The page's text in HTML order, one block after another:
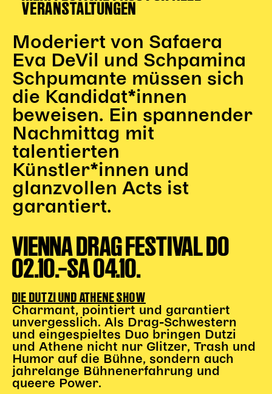
Begleitmaterial
Partnerklasse + Partnerschule
Schulabenteuernacht
Probenklasse
Theaterklasse
Vorstellungen für pädagogische Institutionen
Angebote für Pädagog*innen
PädagogikClub
Sommerfest
Open House
Newsletter für pädagogische Institutionen
DIGITALE BÜHNE
Gl!tch4
Wem gehört die Bühne?
House of Hybrid Rebels
HAUS
Über Uns
Unser Blog
VERANSTALTUNGEN
Moderiert von Safaera
Eva DeVil und Schpamina
Schpumante müssen sich
die Kandidat*innen
beweisen. Ein spannender
Nachmittag mit
talentierten
Künstler*innen und
glanzvollen Acts ist
garantiert.
VIENNA DRAG FESTIVAL DO
02.10.–SA 04.10.
DIE DUTZI UND ATHENE SHOW
Charmant, pointiert und garantiert
unvergesslich. Als Drag-Schwestern
und eingespieltes Duo bringen Dutzi
und Athene nicht nur Glitzer, Trash und
Humor auf die Bühne, sondern auch
jahrelange Bühnenerfahrung und
queere Power.